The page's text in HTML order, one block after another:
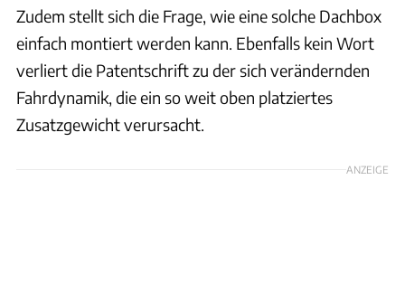
Zudem stellt sich die Frage, wie eine solche Dachbox
einfach montiert werden kann. Ebenfalls kein Wort
verliert die Patentschrift zu der sich verändernden
Fahrdynamik, die ein so weit oben platziertes
Zusatzgewicht verursacht.
ANZEIGE